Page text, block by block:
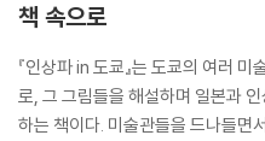
책 속으로
『인상파 in 도쿄』는 도쿄의 여러
로, 그 그림들을 해설하며 일본과
하는 책이다. 미술관들을 드나들면